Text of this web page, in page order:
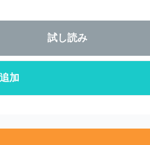
試し読み
加